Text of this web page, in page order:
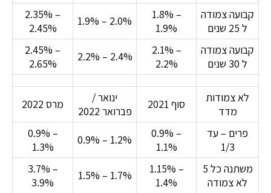
קבועה צמודה
ל 25 שנים
1.8% –
1.9%
1.9% – 2.0%
2.35% –
2.45%
קבועה צמודה
ל 30 שנים
2.1% –
2.2%
2.2% – 2.4%
2.45% –
2.65%
לא צמודות
מדד
סוף 2021
ינואר /
פברואר 2022
מרס 2022
פרים – עד
1/3
0.9% –
1.1%
0.9% – 1.2%
0.9% –
1.3%
משתנה כל 5
לא צמודה
1.15% –
1.4%
1.5% – 1.7%
3.7% –
3.9%